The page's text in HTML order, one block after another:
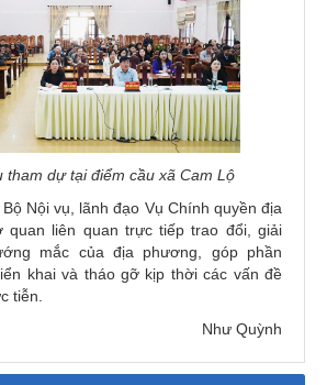
tham dự tại điểm cầu xã Cam Lộ
Nội vụ, lãnh đạo Vụ Chính quyền địa
quan liên quan trực tiếp trao đổi, giải
mắc của địa phương, góp phần
khai và tháo gỡ kịp thời các vấn đề
tiễn.
Như Quỳnh